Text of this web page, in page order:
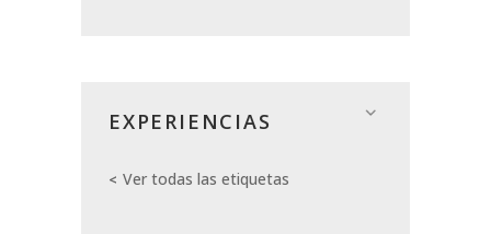
EXPERIENCIAS
Ver todas las etiquetas